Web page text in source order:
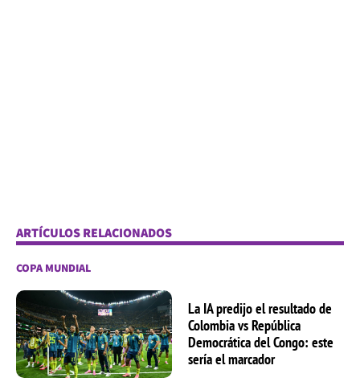
ARTÍCULOS RELACIONADOS
COPA MUNDIAL
La IA predijo el resultado de
Colombia vs República
Democrática del Congo: este
sería el marcador